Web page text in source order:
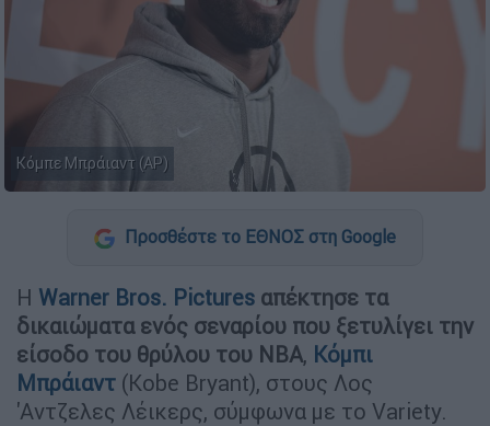
Κόμπε Μπράιαντ (AP)
Προσθέστε το ΕΘΝΟΣ στη Google
Η Warner Bros. Pictures απέκτησε τα
δικαιώματα ενός σεναρίου που ξετυλίγει την
είσοδο του θρύλου του NBA, Κόμπι
Μπράιαντ (Kobe Bryant), στους Λος
'Αντζελες Λέικερς, σύμφωνα με το Variety.